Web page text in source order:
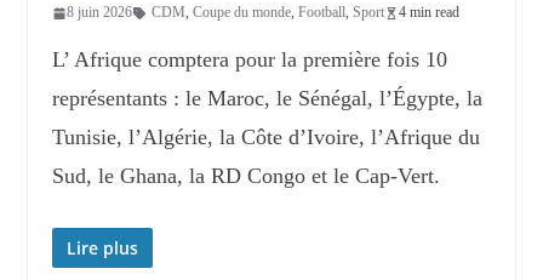
8 juin 2026 CDM, Coupe du monde, Football, Sport 4 min read
L’ Afrique comptera pour la première fois 10
représentants : le Maroc, le Sénégal, l’Égypte, la
Tunisie, l’Algérie, la Côte d’Ivoire, l’Afrique du
Sud, le Ghana, la RD Congo et le Cap-Vert.
Lire plus